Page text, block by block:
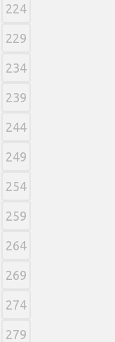
224
229
234
239
244
249
254
259
264
269
274
279